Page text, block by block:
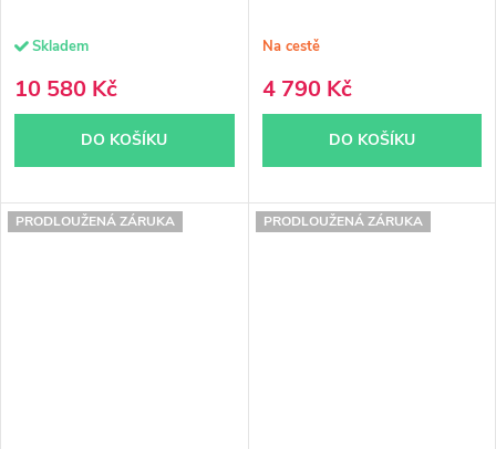
Skladem
10 580 Kč
DO KOŠÍKU
Na cestě
4 790 Kč
DO KOŠÍKU
PRODLOUŽENÁ ZÁRUKA PRODLOUŽENÁ ZÁRUKA